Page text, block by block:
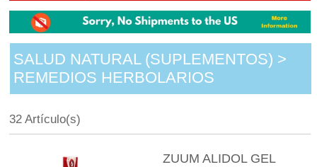
SALUD NATURAL (SUPLEMENTOS) >
REMEDIOS HERBOLARIOS
32 Artículo(s)
ZUUM ALIDOL GEL